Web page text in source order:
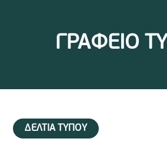
ΓΡΑΦΕΙΟ
ΔΕΛΤΙΑ ΤΥΠΟΥ